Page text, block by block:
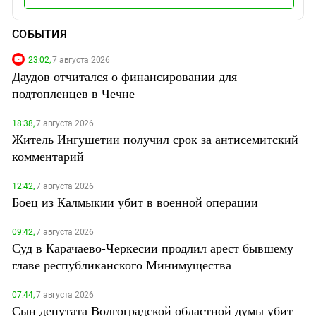
СОБЫТИЯ
23:02,7 августа 2026
Даудов отчитался о финансировании для
подтопленцев в Чечне
18:38,7 августа 2026
Житель Ингушетии получил срок за антисемитский
комментарий
12:42,7 августа 2026
Боец из Калмыкии убит в военной операции
09:42,7 августа 2026
Суд в Карачаево-Черкесии продлил арест бывшему
главе республиканского Минимущества
07:44,7 августа 2026
Сын депутата Волгоградской областной думы убит